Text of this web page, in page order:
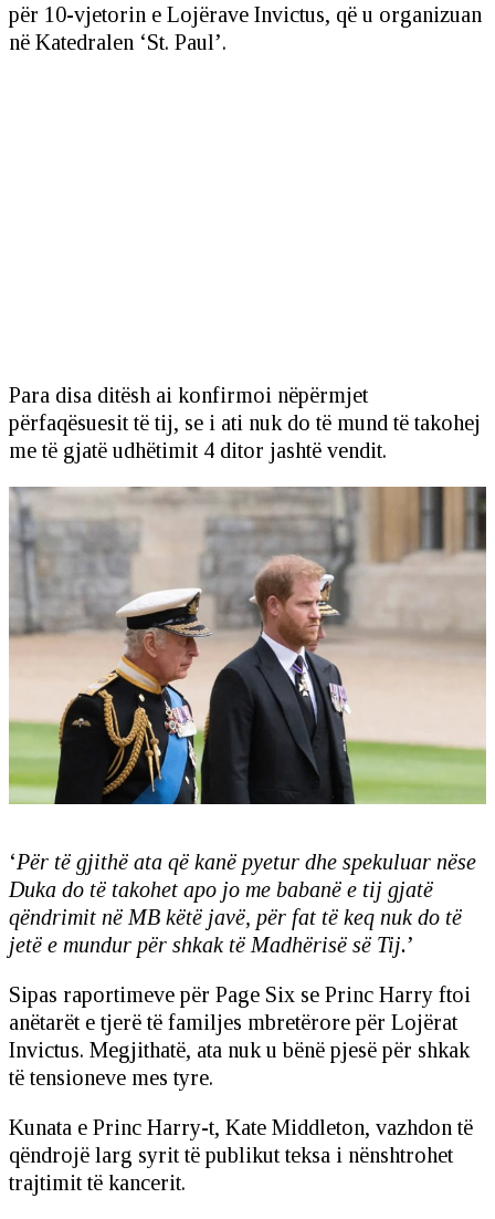
për 10-vjetorin e Lojërave Invictus, që u organizuan
në Katedralen ‘St. Paul’.
Para disa ditësh ai konfirmoi nëpërmjet
përfaqësuesit të tij, se i ati nuk do të mund të takohej
me të gjatë udhëtimit 4 ditor jashtë vendit.
‘Për të gjithë ata që kanë pyetur dhe spekuluar nëse
Duka do të takohet apo jo me babanë e tij gjatë
qëndrimit në MB këtë javë, për fat të keq nuk do të
jetë e mundur për shkak të Madhërisë së Tij.’
Sipas raportimeve për Page Six se Princ Harry ftoi
anëtarët e tjerë të familjes mbretërore për Lojërat
Invictus. Megjithatë, ata nuk u bënë pjesë për shkak
të tensioneve mes tyre.
Kunata e Princ Harry-t, Kate Middleton, vazhdon të
qëndrojë larg syrit të publikut teksa i nënshtrohet
trajtimit të kancerit.